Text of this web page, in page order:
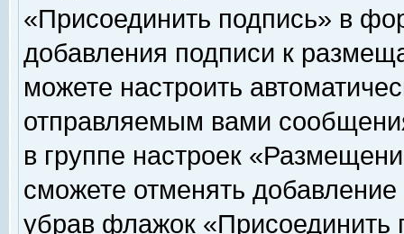
«Присоединить подпись» в
добавления подписи к
можете настроить
отправляемым вами
в группе настроек
сможете отменять
убрав флажок «Присоединить